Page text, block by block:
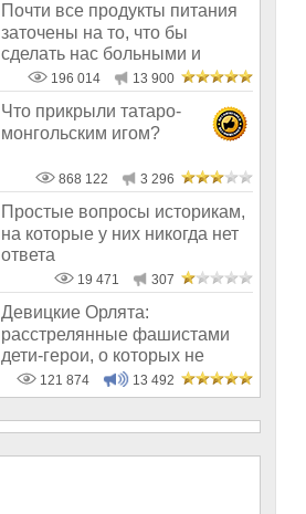
Почти все продукты питания
заточены на то, что бы
сделать нас больными и
бесплодным
196 014 13 900
Что прикрыли татаро-
монгольским игом?
868 122 3 296
Простые вопросы историкам,
на которые у них никогда нет
ответа
19 471 307
Девицкие Орлята:
расстрелянные фашистами
дети-герои, о которых не
рассказывают в шк
121 874 13 492